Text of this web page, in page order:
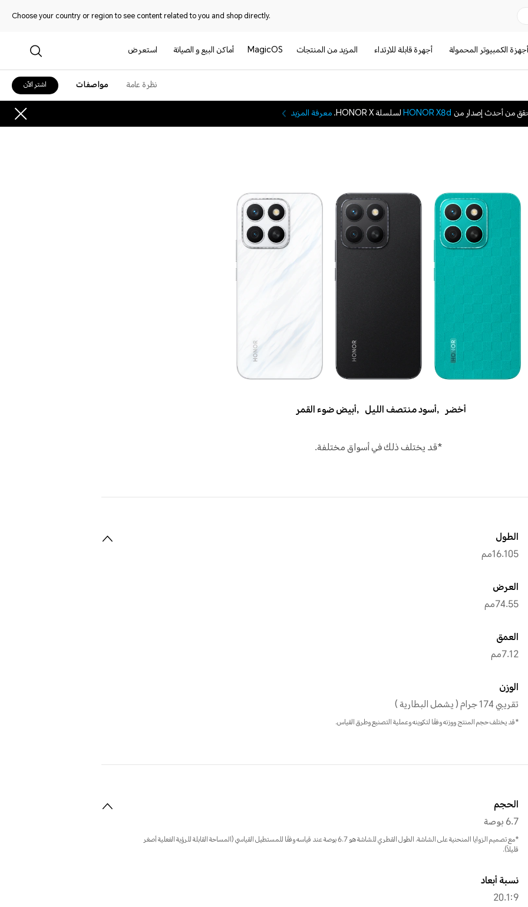
Choose your country or region to see content related to you and shop directly.
الكمبيوتر المحمولة أجهرة قابلة للارتداء المزيد من المنتجات MagicOS أماكن البيع و الصيانة استعرض
نظرة عامة مواصفات اشترِ الآن
من أحدث إصدار من HONOR X8dلسلسلة HONOR X. معرفة المزيد
أخضر ,أسود منتصف الليل ,أبيض ضوء القمر
*قد يختلف ذلك في أسواق مختلفة.
الطول
16.105مم
العرض
74.55مم
العمق
7.12مم
الوزن
تقريبي 174 جرام ( يشمل البطارية )
*قد يختلف حجم المنتج ووزنه وفقًا لتكوينه وعملية التصنيع وطرق القياس.
الحجم
6.7 بوصة
*مع تصميم الزوايا المنحنية على الشاشة، الطول القطري للشاشة هو 6.7 بوصة عند قياسه وفقًا للمستطيل القياسي (المساحة القابلة للرؤية الفعلية أصغر
قليلاً).
نسبة أبعاد
20.1:9